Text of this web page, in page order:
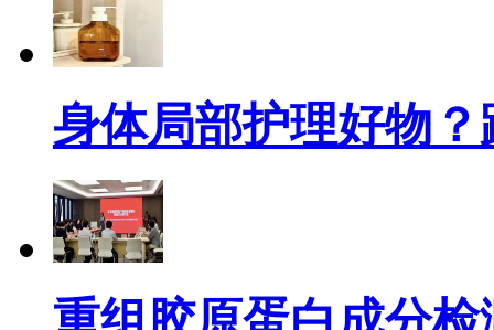
身体局部护理好物